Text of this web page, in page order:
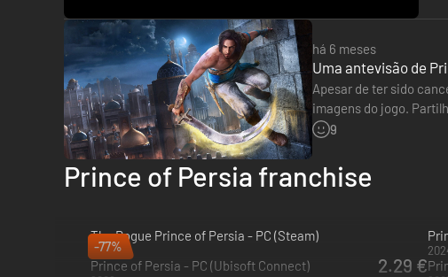
há 6 meses
Uma antevisão de
Apesar de ter sido
imagens do jogo.
aparência era
9
Prince of Persia franchise
The Rogue Prince of Persia - PC (Steam)
2025
-77%
Prince of Persia - PC (Ubisoft Connect)
2.29 €